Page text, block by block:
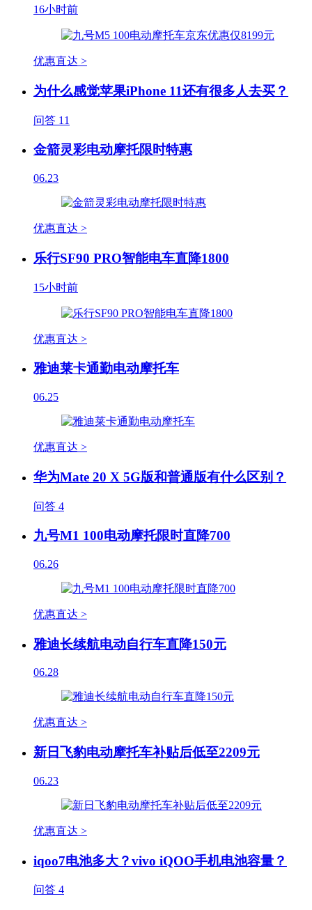
16小时前
优惠直达 >
为什么感觉苹果iPhone 11还有很多人去买？
问答 11
金箭灵彩电动摩托限时特惠
06.23
优惠直达 >
乐行SF90 PRO智能电车直降1800
15小时前
优惠直达 >
雅迪莱卡通勤电动摩托车
06.25
优惠直达 >
华为Mate 20 X 5G版和普通版有什么区别？
问答 4
九号M1 100电动摩托限时直降700
06.26
优惠直达 >
雅迪长续航电动自行车直降150元
06.28
优惠直达 >
新日飞豹电动摩托车补贴后低至2209元
06.23
优惠直达 >
iqoo7电池多大？vivo iQOO手机电池容量？
问答 4